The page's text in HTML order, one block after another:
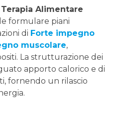
Terapia Alimentare
formulare piani
di Forte impegno
muscolare,
La strutturazione dei
apporto calorico e di
fornendo un rilascio